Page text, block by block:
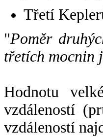
Třetí
"Poměr
třetích mocnin
Hodnotu
vzdáleností
vzdáleností